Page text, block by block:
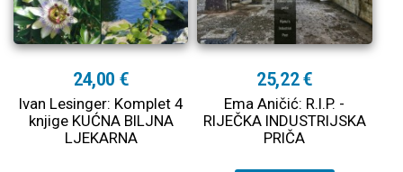
24,00 €
Ivan Lesinger: Komplet 4
knjige KUĆNA BILJNA
LJEKARNA
25,22 €
Ema Aničić: R.I.P. -
RIJEČKA INDUSTRIJSKA
PRIČA